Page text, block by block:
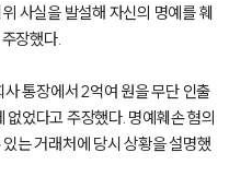
사실을 발설해 자신의 명예를 훼
장했다.
통장에서 2억여 원을 무단 인출
었다고 주장했다. 명예훼손 혐의
는 거래처에 당시 상황을 설명했